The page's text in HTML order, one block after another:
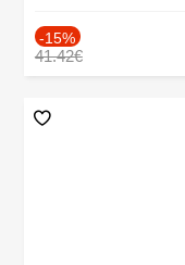
-15%
41.42€